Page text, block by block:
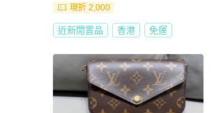
現折 2,000
近新閒置品 香港 免運